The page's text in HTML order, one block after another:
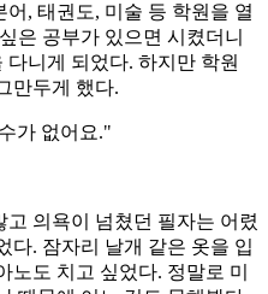
, 태권도, 미술 등 학원을 열
은 공부가 있으면 시켰더니
니게 되었다. 하지만 학원
만두게 했다.
가 없어요."
의욕이 넘쳤던 필자는 어렸
다. 잠자리 날개 같은 옷을 입
노도 치고 싶었다. 정말로 미